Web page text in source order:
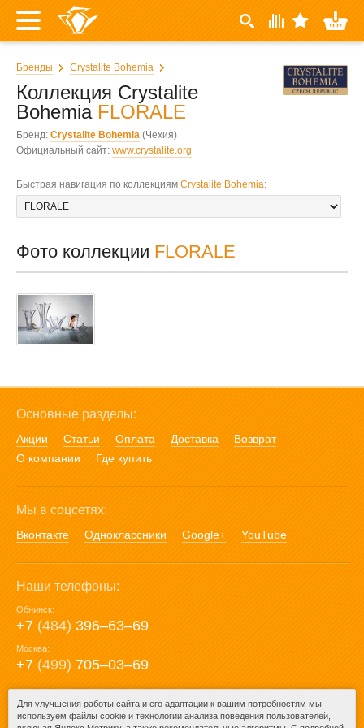
Бренды Crystalite Bohemia
Коллекция Crystalite
Bohemia FLORALE
Бренд: Crystalite Bohemia (Чехия)
Официальный сайт: www.crystalite.org
Быстрая навигация по коллекциям Crystalite Bohemia:
Фото коллекции FLORALE
Основные разделы:
Акции Статьи Оплата Доставка
Возврат
О компании
Где купить
Мы в соцсетях:
Вконтакте Одноклассники Google+ YouTube
Наши телефоны:
Обнинск:
+7 (484) 396‒63‒69
Москва:
+7 (499) 705‒03‒69
E-mail:
mail@posuda40.ru
Для улучшения работы сайта и его адаптации к вашим потребностям мы
используем файлы cookie и технологии анализа поведения пользователей,